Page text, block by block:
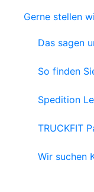
Gerne stellen
Das sagen
So finden
Spedition
TRUCKFIT
Wir suchen